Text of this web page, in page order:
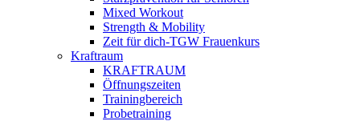
Mixed Workout
Strength & Mobility
Zeit für dich-TGW Frauenkurs
Kraftraum
KRAFTRAUM
Öffnungszeiten
Trainingbereich
Probetraining